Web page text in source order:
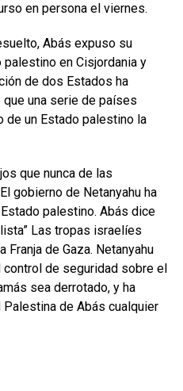
en persona el viernes.
Abás expuso su
en Cisjordania y
de dos Estados ha
una serie de países
de un Estado palestino la
que nunca de las
gobierno de Netanyahu ha
palestino. Abás dice
Las tropas israelíes
Franja de Gaza. Netanyahu
de seguridad sobre el
sea derrotado, y ha
de Abás cualquier